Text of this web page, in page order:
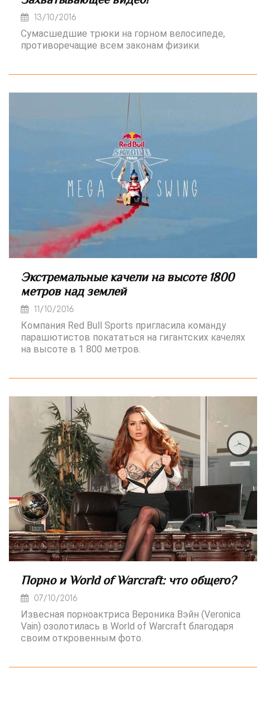
13/10/2016
Сумасшедшие трюки на горном велосипеде,
противоречащие всем законам физики.
Экстремальные качели на высоте 1800
метров над землей
11/10/2016
Компания Red Bull Sports пригласила команду
парашютистов покататься на гигантских качелях
на высоте в 1 800 метров.
Порно и World of Warcraft: что общего?
07/10/2016
Извесная порноактриса Вероника Вэйн (Veronica
Vain) озолотилась в World of Warcraft благодаря
своим откровенным фото.